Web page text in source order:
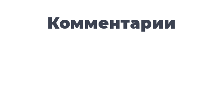
Комментарии